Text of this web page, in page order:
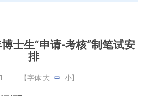
士生“申请-考核”制笔试安
排
【字体:大 中 小】